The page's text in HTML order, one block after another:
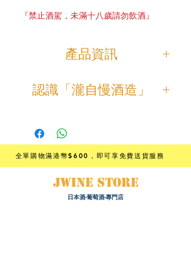
『禁止酒駕，未滿十八歲請勿飲酒』
產品資訊
具有甜美清爽的香氣，柔和細膩的口
使用兵庫縣產愛山酒米，祖父母系分
別為酒米之王"山田錦"以及酒米之
祖"雄町"。
愛山為晚生種，是一款相當難栽種的
酒米，產量也非常少。
心白發現率比山田錦還高，釀造出來
認識「瀧自慢酒造」
之間的伊賀盆地中。
該地區因伊賀忍者而廣為人知，擁有
豐富的自然資源，酒造附近有日本瀑
布百選之一，國家公園「赤目四十八
瀧」。
酒名「瀧自慢」意思為自豪的瀑布，
全單購物滿港幣$600 ，即可享免費送貨服務
JWINE STORE
日本酒·葡萄酒·專門店